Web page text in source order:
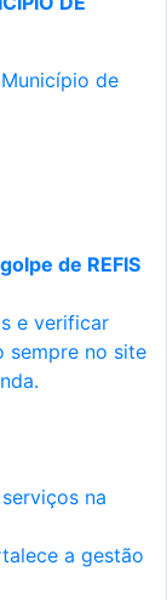
de
de REFIS
e verificar
sempre no site
na
a gestão